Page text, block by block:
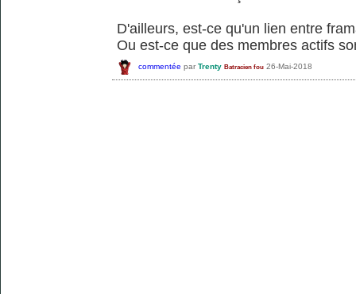
D'ailleurs, est-ce qu'un lien entre
Ou est-ce que des membres actifs
commentée par Trenty Batracien fou 26-Mai-2018